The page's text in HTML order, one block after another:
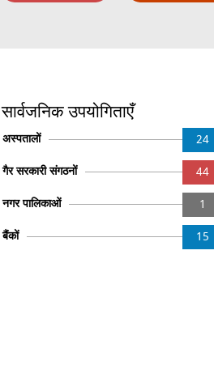
सार्वजनिक उपयोगिताएँ
24
अस्पतालों
44
गैर सरकारी संगठनों
1
नगर पालिकाओं
15
बैंकों